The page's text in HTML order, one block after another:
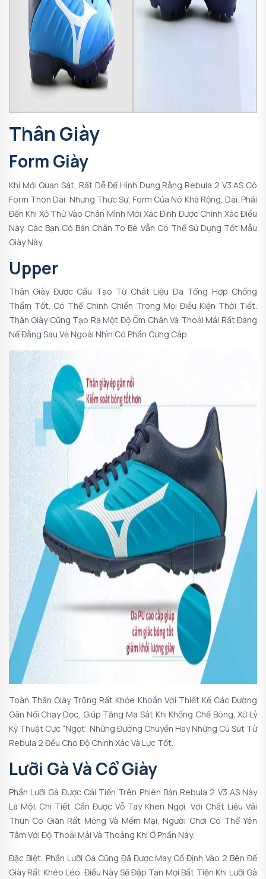
Thân Giày
Form Giày
Khi Mới Quan Sát, Rất Dễ Để Hình Dung Rằng Rebula 2 V3 AS Có
Form Thon Dài. Nhưng Thực Sự, Form Của Nó Khá Rộng, Dài. Phải
Đến Khi Xỏ Thử Vào Chân Mình Mới Xác Định Được Chính Xác Điều
Này. Các Bạn Có Bàn Chân To Bè Vẫn Có Thể Sử Dụng Tốt Mẫu
Giày Này.
Upper
Thân Giày Được Cấu Tạo Từ Chất Liệu Da Tổng Hợp Chống
Thấm Tốt. Có Thể Chinh Chiến Trong Mọi Điều Kiện Thời Tiết.
Thân Giày Cũng Tạo Ra Một Độ Ôm Chân Và Thoải Mái Rất Đáng
Nể Đằng Sau Vẻ Ngoài Nhìn Có Phần Cứng Cáp.
Toàn Thân Giày Trông Rất Khỏe Khoắn Với Thiết Kế Các Đường
Gân Nổi Chạy Dọc, Giúp Tăng Ma Sát Khi Khống Chế Bóng, Xử Lý
Kỹ Thuật Cực “ngọt”. Những Đường Chuyền Hay Những Cú Sút Từ
Rebula 2 Đều Cho Độ Chính Xác Và Lực Tốt.
Lưỡi Gà Và Cổ Giày
Phần Lưỡi Gà Được Cải Tiến Trên Phiên Bản Rebula 2 V3 AS Này
Là Một Chi Tiết Cần Được Vỗ Tay Khen Ngợi. Với Chất Liệu Vải
Thun Co Giãn Rất Mỏng Và Mềm Mại, Người Chơi Có Thể Yên
Tâm Với Độ Thoải Mái Và Thoáng Khí Ở Phần Này.
Đặc Biệt, Phần Lưỡi Gà Cũng Đã Được May Cố Định Vào 2 Bên Đế
Giày Rất Khéo Léo. Điều Này Sẽ Đập Tan Mọi Bất Tiện Khi Lưỡi Gà